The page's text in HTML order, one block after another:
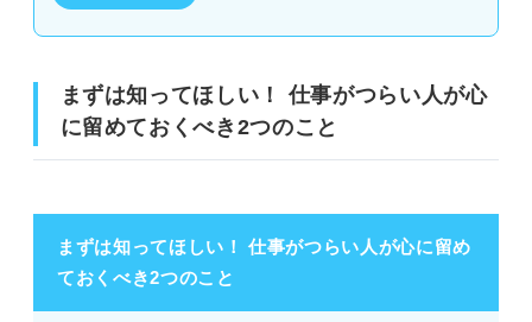
まずは知ってほしい！ 仕事がつらい人が心
に留めておくべき2つのこと
まずは知ってほしい！ 仕事がつらい人が心に留め
ておくべき2つのこと
③周囲に積極的に助けやアドバイスを求める
④プライベートの時間を充実させる
⑤仕事に役立つスキルや知識を身に付ける
⑦視野を広げるために転職を検討してみる